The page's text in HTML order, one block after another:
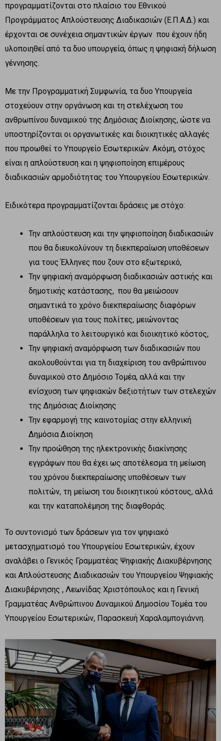
προγραμματίζονται στο πλαίσιο του Εθνικού
Προγράμματος Απλούστευσης Διαδικασιών (Ε.Π.Α.Δ.) και
έρχονται σε συνέχεια σημαντικών έργων που έχουν ήδη
υλοποιηθεί από τα δυο υπουργεία, όπως η ψηφιακή δήλωση
γέννησης.
Με την Προγραμματική Συμφωνία, τα δυο Υπουργεία
στοχεύουν στην οργάνωση και τη στελέχωση του
ανθρωπίνου δυναμικού της Δημόσιας Διοίκησης, ώστε να
υποστηρίζονται οι οργανωτικές και διοικητικές αλλαγές
που προωθεί το Υπουργείο Εσωτερικών. Ακόμη, στόχος
είναι η απλούστευση και η ψηφιοποίηση επιμέρους
διαδικασιών αρμοδιότητας του Υπουργείου Εσωτερικών.
Ειδικότερα προγραμματίζονται δράσεις με στόχο:
Την απλούστευση και την ψηφιοποίηση διαδικασιών
που θα διευκολύνουν τη διεκπεραίωση υποθέσεων
για τους Έλληνες που ζουν στο εξωτερικό,
Την ψηφιακή αναμόρφωση διαδικασιών αστικής και
δημοτικής κατάστασης, που θα μειώσουν
σημαντικά το χρόνο διεκπεραίωσης διαφόρων
υποθέσεων για τους πολίτες, μειώνοντας
παράλληλα το λειτουργικό και διοικητικό κόστος,
Την ψηφιακή αναμόρφωση των διαδικασιών που
ακολουθούνται για τη διαχείριση του ανθρώπινου
δυναμικού στο Δημόσιο Τομέα, αλλά και την
ενίσχυση των ψηφιακών δεξιοτήτων των στελεχών
της Δημόσιας Διοίκησης
Την εφαρμογή της καινοτομίας στην ελληνική
Δημόσια Διοίκηση
Την προώθηση της ηλεκτρονικής διακίνησης
εγγράφων που θα έχει ως αποτέλεσμα τη μείωση
του χρόνου διεκπεραίωσης υποθέσεων των
πολιτών, τη μείωση του διοικητικού κόστους, αλλά
και την καταπολέμηση της διαφθοράς.
Το συντονισμό των δράσεων για τον ψηφιακό
μετασχηματισμό του Υπουργείου Εσωτερικών, έχουν
αναλάβει ο Γενικός Γραμματέας Ψηφιακής Διακυβέρνησης
και Απλούστευσης Διαδικασιών του Υπουργείου Ψηφιακής
Διακυβέρνησης , Λεωνίδας Χριστόπουλος και η Γενική
Γραμματέας Ανθρώπινου Δυναμικού Δημοσίου Τομέα του
Υπουργείου Εσωτερικών, Παρασκευή Χαραλαμπογιάννη.